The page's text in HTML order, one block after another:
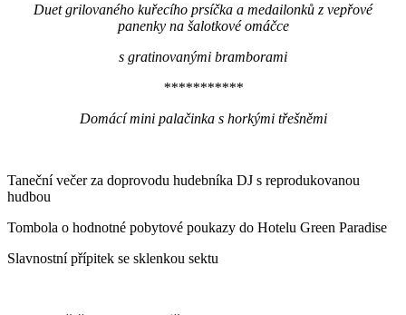
Duet grilovaného kuřecího prsíčka a medailonků z vepřové
panenky na šalotkové omáčce
s gratinovanými bramborami
***********
Domácí mini palačinka s horkými třešněmi
Taneční večer za doprovodu hudebníka DJ s reprodukovanou
hudbou
Tombola o hodnotné pobytové poukazy do Hotelu Green Paradise
Slavnostní přípitek se sklenkou sektu